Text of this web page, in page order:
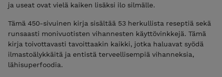
ja useat ovat vielä kaiken lisäksi ilo silmälle.
Tämä 450-sivuinen kirja sisältää 53 herkullista reseptiä sekä
runsaasti monivuotisten vihannesten käyttövinkkejä. Tämä
kirja toivottavasti tavoittaakin kaikki, jotka haluavat syödä
ilmastoälykkäitä ja entistä terveellisempiä vihanneksia,
lähisuperfoodia.